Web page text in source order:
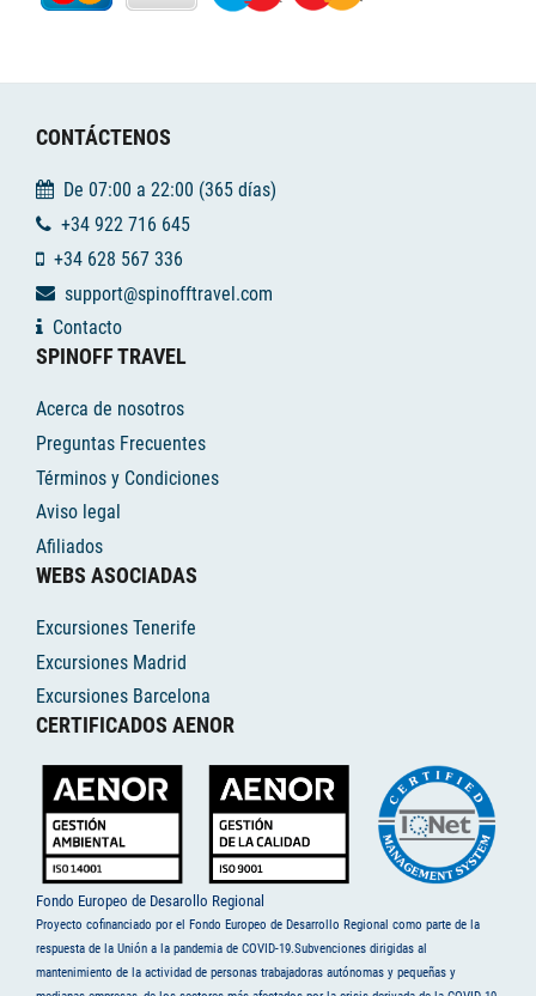
CONTÁCTENOS
De 07:00 a 22:00 (365 días)
+34 922 716 645
+34 628 567 336
support@spinofftravel.com
Contacto
SPINOFF TRAVEL
Acerca de nosotros
Preguntas Frecuentes
Términos y Condiciones
Aviso legal
Afiliados
WEBS ASOCIADAS
Excursiones Tenerife
Excursiones Madrid
Excursiones Barcelona
CERTIFICADOS AENOR
Fondo Europeo de Desarollo Regional
Proyecto cofinanciado por el Fondo Europeo de Desarrollo Regional como parte de la
respuesta de la Unión a la pandemia de COVID-19.Subvenciones dirigidas al
mantenimiento de la actividad de personas trabajadoras autónomas y pequeñas y